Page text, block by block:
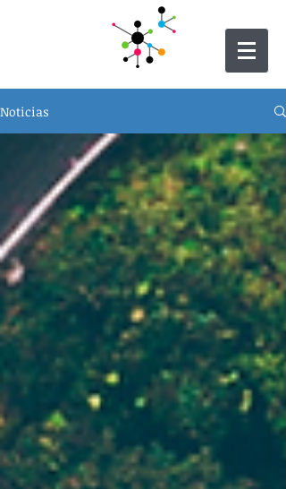
Noticias